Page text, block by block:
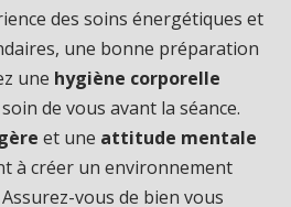
des soins énergétiques et
une bonne préparation
une hygiène corporelle
de vous avant la séance.
et une attitude mentale
à créer un environnement
vous de bien vous